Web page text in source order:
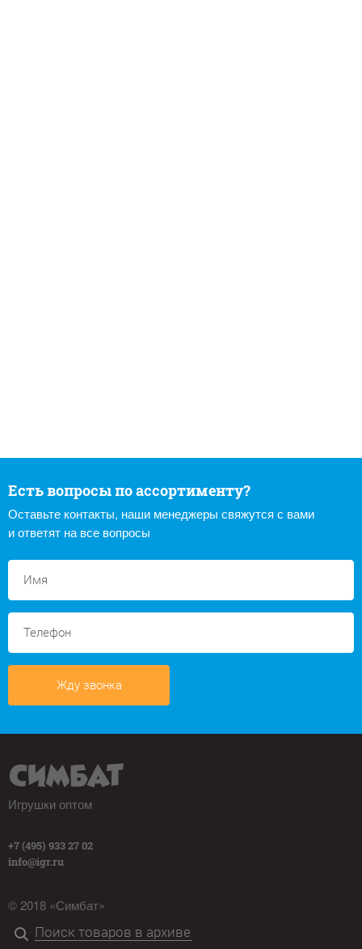
Есть вопросы по ассортименту?
Оставьте контакты, наши менеджеры свяжутся с вами
и ответят на все вопросы
Жду звонка
Игрушки оптом
+7 (495) 933 27 02
info@igr.ru
© 2018 «Симбат»